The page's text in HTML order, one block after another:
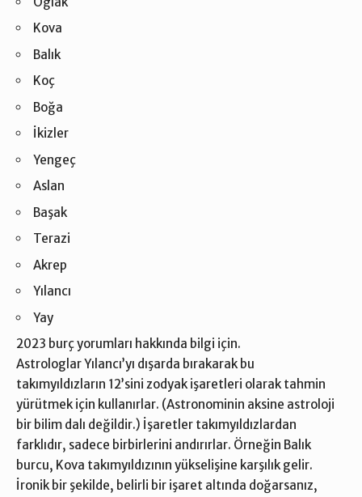
Kova
Balık
Koç
Boğa
İkizler
Yengeç
Aslan
Başak
Terazi
Akrep
Yılancı
Yay
2023 burç yorumları hakkında bilgi için.
Astrologlar Yılancı’yı dışarda bırakarak bu
takımyıldızların 12’sini zodyak işaretleri olarak tahmin
yürütmek için kullanırlar. (Astronominin aksine astroloji
bir bilim dalı değildir.) İşaretler takımyıldızlardan
farklıdır, sadece birbirlerini andırırlar. Örneğin Balık
burcu, Kova takımyıldızının yükselişine karşılık gelir.
İronik bir şekilde, belirli bir işaret altında doğarsanız,